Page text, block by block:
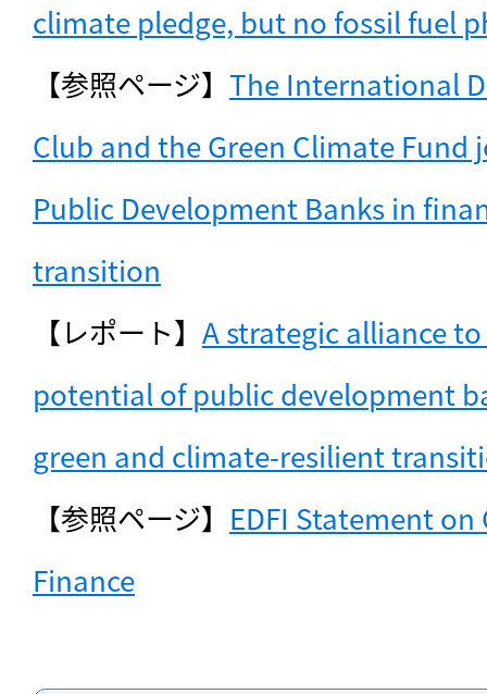
climate pledge, but no fossil fuel
【参照ページ】 The International
Club and the Green Climate
Public Development Banks in
transition
【レポート】 A strategic alliance
potential of public development
green and climate-resilient
【参照ページ】 EDFI Statement
Finance